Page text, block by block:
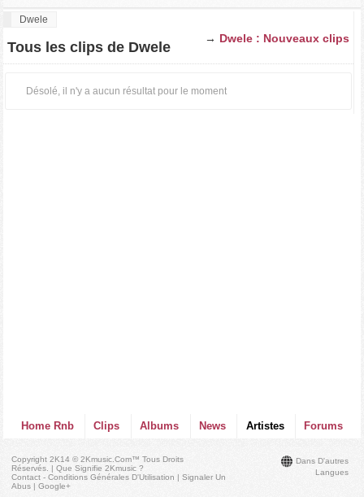
Dwele
→ Dwele : Nouveaux clips
Tous les clips de Dwele
Désolé, il n'y a aucun résultat pour le moment
Home Rnb Clips Albums News Artistes Forums
Dans D'autres
Langues
Copyright 2K14 © 2Kmusic.com™Tous Droits
Réservés . |Que Signifie 2Kmusic ?
Contact - Conditions Générales D'Utilisation |Signaler Un
Abus |Google+